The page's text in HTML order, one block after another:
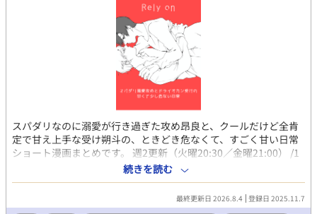
スパダリなのに溺愛が行き過ぎた攻め昂良と、クールだけど全肯
定で甘え上手な受け朔斗の、ときどき危なくて、すごく甘い日常
ショート漫画まとめです。 週2更新（火曜20:30／金曜21:00） /1
ページ〜短篇中心。 ほのぼの回の合間に、時々R18や少し暗めの
お話も入ります。 ※オリジナルBL小説「Rely on』の漫画短編集
です。 完結済みの一期、現在執筆中の二期のその後の二人の話な
のでかなりネタバレ含みます。ご注意ください。
続きを読む
最終更新日 2026.8.4 登録日 2025.11.7